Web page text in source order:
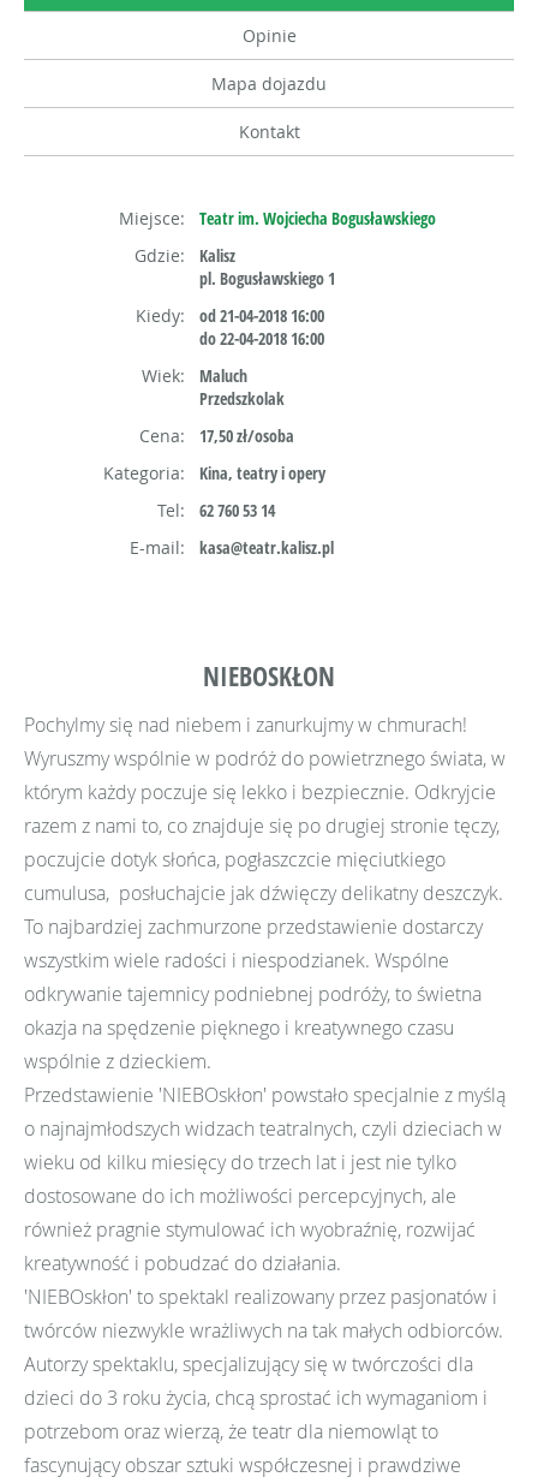
Opinie
Mapa dojazdu
Kontakt
Miejsce:
Teatr im. Wojciecha Bogusławskiego
Gdzie:
Kalisz
pl. Bogusławskiego 1
Kiedy:
od 21-04-2018 16:00
do 22-04-2018 16:00
Wiek:
Maluch
Przedszkolak
Cena:
17,50 zł/osoba
Kategoria:
Kina, teatry i opery
Tel:
62 760 53 14
E-mail:
kasa@teatr.kalisz.pl
NIEBOSKŁON
Pochylmy się nad niebem i zanurkujmy w chmurach!
Wyruszmy wspólnie w podróż do powietrznego świata, w
którym każdy poczuje się lekko i bezpiecznie. Odkryjcie
razem z nami to, co znajduje się po drugiej stronie tęczy,
poczujcie dotyk słońca, pogłaszczcie mięciutkiego
cumulusa, posłuchajcie jak dźwięczy delikatny deszczyk.
To najbardziej zachmurzone przedstawienie dostarczy
wszystkim wiele radości i niespodzianek. Wspólne
odkrywanie tajemnicy podniebnej podróży, to świetna
okazja na spędzenie pięknego i kreatywnego czasu
wspólnie z dzieckiem.
Przedstawienie 'NIEBOskłon' powstało specjalnie z myślą
o najnajmłodszych widzach teatralnych, czyli dzieciach w
wieku od kilku miesięcy do trzech lat i jest nie tylko
dostosowane do ich możliwości percepcyjnych, ale
również pragnie stymulować ich wyobraźnię, rozwijać
kreatywność i pobudzać do działania.
'NIEBOskłon' to spektakl realizowany przez pasjonatów i
twórców niezwykle wrażliwych na tak małych odbiorców.
Autorzy spektaklu, specjalizujący się w twórczości dla
dzieci do 3 roku życia, chcą sprostać ich wymaganiom i
potrzebom oraz wierzą, że teatr dla niemowląt to
fascynujący obszar sztuki współczesnej i prawdziwe